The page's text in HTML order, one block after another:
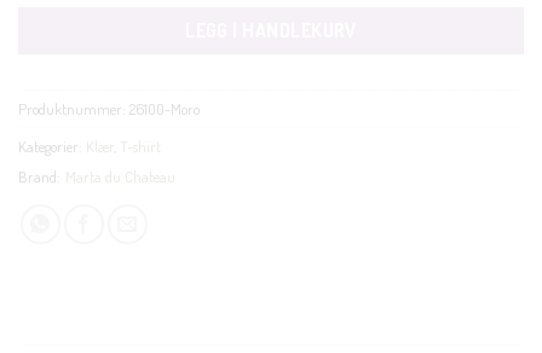
Produktnummer: 26100-Moro
Kategorier: Klær T-shirt
Brand: Marta du Chateau